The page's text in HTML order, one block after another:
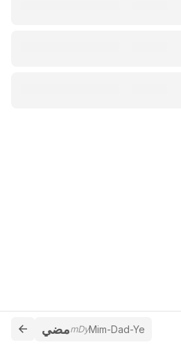
مضيmDyMim-Dad-Ye